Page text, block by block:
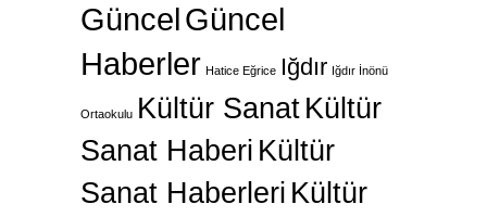
GüncelGüncel
Haberler Hatice Eğrice Iğdır Iğdır İnönü
Ortaokulu Kültür SanatKültür
Sanat Haberi Kültür
Sanat Haberleri Kültür